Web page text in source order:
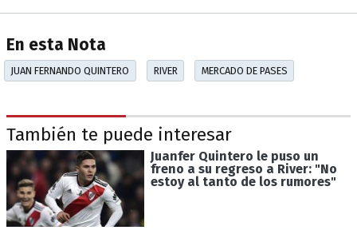
En esta Nota
JUAN FERNANDO QUINTERO RIVER MERCADO DE PASES
También te puede interesar
Juanfer Quintero le puso un
freno a su regreso a River: "No
estoy al tanto de los rumores"